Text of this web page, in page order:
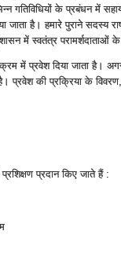
गतिविधियों के प्रबंधन में
है। हमारे पुराने सदस्‍य
में स्‍वतंत्र परामर्शदाताओं
में प्रवेश दिया जाता
है। प्रवेश की प्रक्रिया के
प्रदान किए जाते हैं :